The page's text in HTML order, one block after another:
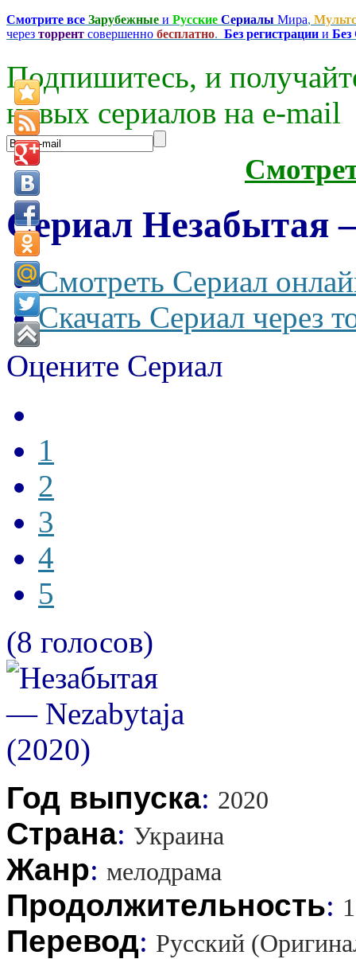
Смотрите все Зарубежные и Русские Сериалы Мира,
через торрент совершенно бесплатно. Без регистрации и
Подпишитесь, и
новых сериалов на e-mаil
Сериал Незабытая
Смотреть Сериал
Скачать Сериал через
Оцените Сериал
1
2
3
4
5
(8 голосов)
Год выпуска: 2020
Страна: Украина
Жанр: мелодрама
Продолжительность:
Перевод: Русский